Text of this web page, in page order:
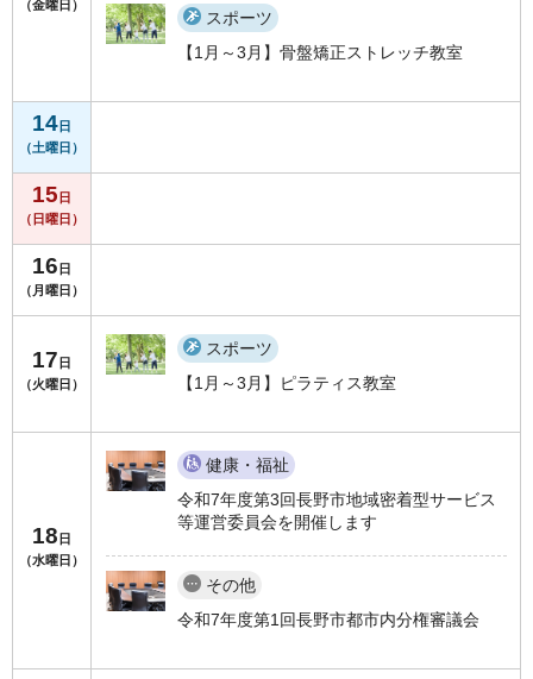
（金曜日）
スポーツ
【1月～3月】骨盤矯正ストレッチ教室
14日
（土曜日）
15 日
（日曜日）
16 日
（月曜日）
17 日
（火曜日）
スポーツ
【1月～3月】ピラティス教室
18 日
（水曜日）
健康・福祉
令和7年度第3回長野市地域密着型サービス
等運営委員会を開催します
その他
令和7年度第1回長野市都市内分権審議会